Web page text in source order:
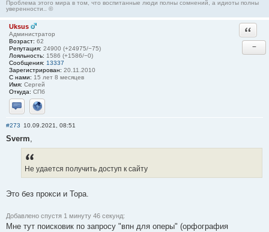
Проблема этого мира в том, что воспитанные люди полны сомнений, а идиоты полны
уверенности.. ©
Uksus
Администратор
Возраст: 62
Репутация: 24900 (+24975/−75)
Лояльность: 1586 (+1586/−0)
Сообщения: 13337
Зарегистрирован: 20.11.2010
С нами: 15 лет 8 месяцев
Имя: Сергей
Откуда: СПб
Отправить личное сообщение
Сайт
−
#273 10.09.2021, 08:51
Sverm
Не удается получить доступ к сайту
Это без прокси и Тора.
Добавлено спустя 1 минуту 46 секунд:
Мне тут поисковик по запросу "впн для оперы" (орфография